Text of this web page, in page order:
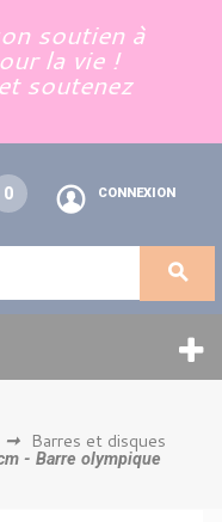
soutien à
la vie !
soutenez
0 CONNEXION
➞ Barres et disques
- Barre olympique